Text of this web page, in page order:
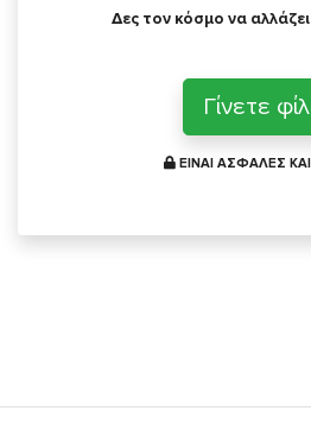
Δες τον κόσμο να
Γίνετε
ΕΙΝΑΙ ΑΣΦΑΛΕΣ ΚΑΙ